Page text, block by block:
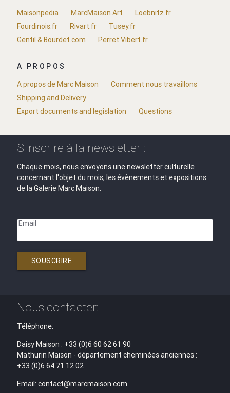
Maisonpedia
MarcMaison.Art
Loebnitz.fr
Fourdinois.fr
Rivart.fr
Tusey.fr
Gentil & Bourdet.com
Perret Vibert.fr
A PROPOS
A propos de Marc Maison
Comment nous travaillons
Shipping and Delivery
Export documents and legislation
Questions
S'inscrire à la newsletter :
Chaque mois, nous envoyons une newsletter culturelle
concernant l'objet du mois, les évènements et expositions
de la Galerie Marc Maison.
Email
SOUSCRIRE
Nous contacter:
Téléphone:
Daisy Maison : +33 (0)6 60 62 61 90
Mathurin Maison - département cheminées anciennes :
+33 (0)6 64 71 12 02
Email: contact@marcmaison.com